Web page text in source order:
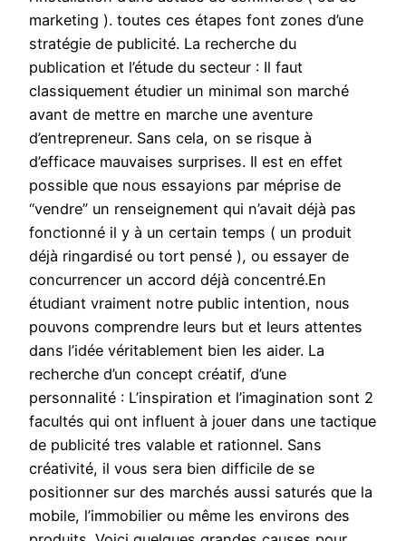
marketing ). toutes ces étapes font zones d’une
stratégie de publicité. La recherche du
publication et l’étude du secteur : Il faut
classiquement étudier un minimal son marché
avant de mettre en marche une aventure
d’entrepreneur. Sans cela, on se risque à
d’efficace mauvaises surprises. Il est en effet
possible que nous essayions par méprise de
“vendre” un renseignement qui n’avait déjà pas
fonctionné il y à un certain temps ( un produit
déjà ringardisé ou tort pensé ), ou essayer de
concurrencer un accord déjà concentré.En
étudiant vraiment notre public intention, nous
pouvons comprendre leurs but et leurs attentes
dans l’idée véritablement bien les aider. La
recherche d’un concept créatif, d’une
personnalité : L’inspiration et l’imagination sont 2
facultés qui ont influent à jouer dans une tactique
de publicité tres valable et rationnel. Sans
créativité, il vous sera bien difficile de se
positionner sur des marchés aussi saturés que la
mobile, l’immobilier ou même les environs des